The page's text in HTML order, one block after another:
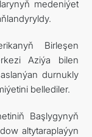
medeniýet
Birleşen
Aziýa bilen
durnukly
bellediler.
Başlygynyň
altytaraplaýyn